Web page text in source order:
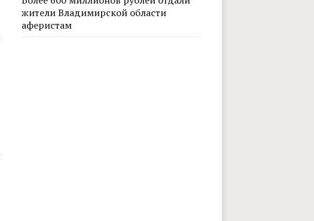
жители Владимирской области
аферистам